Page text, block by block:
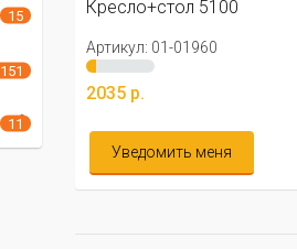
Кресло+стол 5100
Артикул: 01-01960
2035 р.
Уведомить меня
15
151
11